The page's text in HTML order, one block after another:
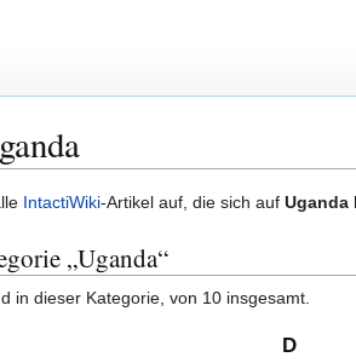
IntactiWiki-Artikel auf, die sich auf Uganda
„Uganda“
in dieser Kategorie, von 10 insgesamt.
D